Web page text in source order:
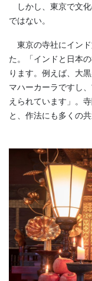
しかし、東京で文化
ではない。
東京の寺社にインド
た。「インドと日本
ります。例えば、大
マハーカーラですし
えられています」。
と、作法にも多くの共